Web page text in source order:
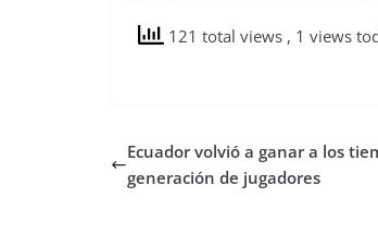
121 total views , 1 views
Ecuador volvió a ganar a los
generación de jugadores